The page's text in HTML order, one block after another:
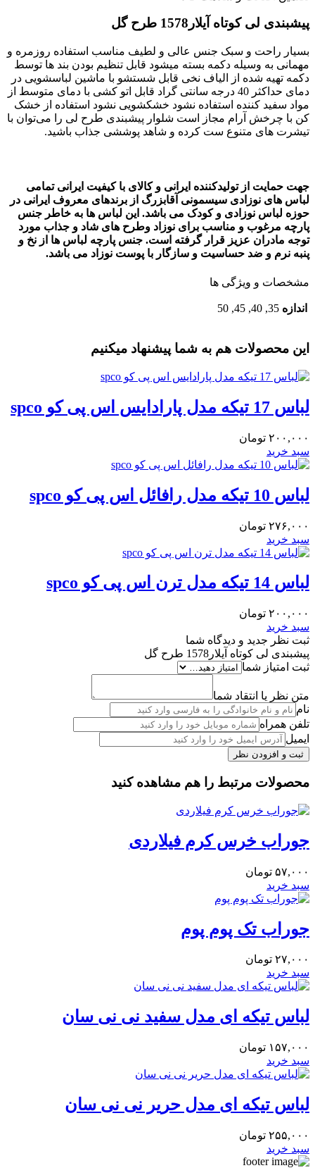
پیشبندی لی کوتاه آیلار1578 طرح گل
بسیار راحت و سبک جنس عالی و لطیف مناسب استفاده روزمره و
مهمانی به وسیله دکمه بسته میشود قابل تنظیم بودن بند ها توسط
دکمه تهیه شده از الیاف نخی قابل شستشو با ماشین لباسشویی در
دمای حداکثر 40 درجه سانتی گراد قابل اتو کشی با دمای متوسط از
مواد سفید کننده استفاده نشود خشکشویی نشود استفاده از خشک
کن با چرخش آرام مجاز است شلوار پیشبندی طرح لی را می‌توان با
تیشرت های متنوع ست کرده و شاهد پوششی جذاب باشید.
جهت حمایت از تولیدکننده ایرانی و کالای با کیفیت ایرانی تمامی
لباس های نوزادی سیسمونی آقابزرگ از برندهای معروف ایرانی در
حوزه لباس نوزادی و کودک می باشد. این لباس ها به خاطر جنس
پارچه مرغوب و مناسب برای نوزاد وطرح های شاد و جذاب مورد
توجه مادران عزیز قرار گرفته است. جنس پارچه لباس ها از نخ و
پنبه نرم و ضد حساسیت و سازگار با پوست نوزاد می باشد.
مشخصات و ویژگی ها
اندازه 35, 40, 45, 50
این محصولات هم به شما پیشنهاد میکنیم
لباس 17 تیکه مدل پارادایس اس پی کو spco
۲۰۰,۰۰۰ تومان
سبد خرید
لباس 10 تیکه مدل رافائل اس پی کو spco
۲۷۶,۰۰۰ تومان
سبد خرید
لباس 14 تیکه مدل ترن اس پی کو spco
۲۰۰,۰۰۰ تومان
سبد خرید
ثبت نظر جدید و دیدگاه شما
پیشبندی لی کوتاه آیلار1578 طرح گل
ثبت امتیاز شما
متن نظر یا انتقاد شما
نام
تلفن همراه
ایمیل
محصولات مرتبط را هم مشاهده کنید
جوراب خرس کرم فیلاردی
۵۷,۰۰۰ تومان
سبد خرید
جوراب تک پوم پوم
۲۷,۰۰۰ تومان
سبد خرید
لباس تیکه ای مدل سفید نی نی سان
۱۵۷,۰۰۰ تومان
سبد خرید
لباس تیکه ای مدل حریر نی نی سان
۲۵۵,۰۰۰ تومان
سبد خرید